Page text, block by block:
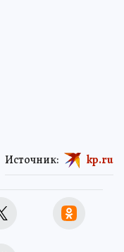
Источник: kp.ru